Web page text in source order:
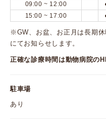
09:00 ~ 12:00
15:00 ~ 17:00
※GW、お盆、お正月は長期
にてお知らせします。
正確な診療時間は動物病院の
駐車場
あり